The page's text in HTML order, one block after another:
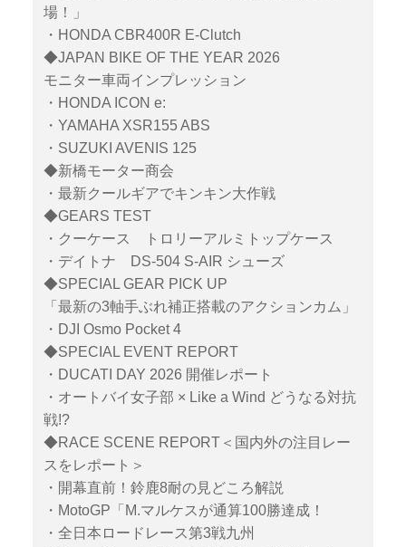
場！」
・HONDA CBR400R E-Clutch
◆JAPAN BIKE OF THE YEAR 2026
モニター車両インプレッション
・HONDA ICON e:
・YAMAHA XSR155 ABS
・SUZUKI AVENIS 125
◆新橋モーター商会
・最新クールギアでキンキン大作戦
◆GEARS TEST
・クーケース トロリーアルミトップケース
・デイトナ DS-504 S-AIR シューズ
◆SPECIAL GEAR PICK UP
「最新の3軸手ぶれ補正搭載のアクションカム」
・DJI Osmo Pocket 4
◆SPECIAL EVENT REPORT
・DUCATI DAY 2026 開催レポート
・オートバイ女子部 × Like a Wind どうなる対抗
戦!?
◆RACE SCENE REPORT＜国内外の注目レー
スをレポート＞
・開幕直前！鈴鹿8耐の見どころ解説
・MotoGP「M.マルケスが通算100勝達成！
・全日本ロードレース第3戦九州